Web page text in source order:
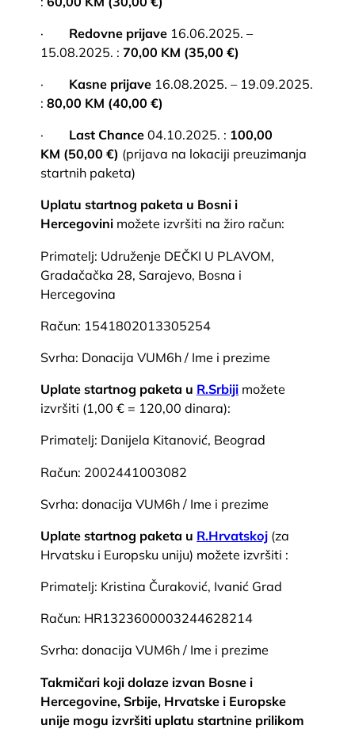
· Redovne prijave 16.06.2025. –
15.08.2025. :70,00 KM (35,00 €)
· Kasne prijave 16.08.2025. – 19.09.2025.
:80,00 KM (40,00 €)
· Last Chance04.10.2025. : 100,00
KM (50,00 €) (prijava na lokaciji preuzimanja
startnih paketa)
Uplatu startnog paketa u Bosni i
Hercegovini možete izvršiti na žiro račun:
Primatelj: Udruženje DEČKI U PLAVOM,
Gradačačka 28, Sarajevo, Bosna i
Hercegovina
Račun: 1541802013305254
Svrha: Donacija VUM6h / Ime i prezime
Uplate startnog paketa u R.Srbiji možete
izvršiti (1,00 € = 120,00 dinara):
Primatelj: Danijela Kitanović, Beograd
Račun: 2002441003082
Svrha: donacija VUM6h / Ime i prezime
Uplate startnog paketa u R.Hrvatskoj (za
Hrvatsku i Europsku uniju) možete izvršiti :
Primatelj: Kristina Čuraković, Ivanić Grad
Račun: HR1323600003244628214
Svrha: donacija VUM6h / Ime i prezime
Takmičari koji dolaze izvan Bosne i
Hercegovine, Srbije, Hrvatske i Europske
unije mogu izvršiti uplatu startnine prilikom